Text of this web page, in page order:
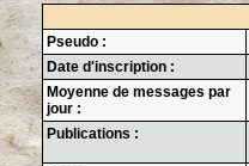
Pseudo :
Date d'inscription :
Moyenne de messages par
jour :
Publications :